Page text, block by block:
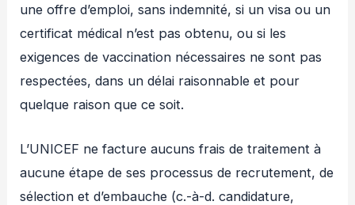
une offre d’emploi, sans indemnité, si un visa ou un
certificat médical n’est pas obtenu, ou si les
exigences de vaccination nécessaires ne sont pas
respectées, dans un délai raisonnable et pour
quelque raison que ce soit.
L’UNICEF ne facture aucuns frais de traitement à
aucune étape de ses processus de recrutement, de
sélection et d’embauche (c.-à-d. candidature,